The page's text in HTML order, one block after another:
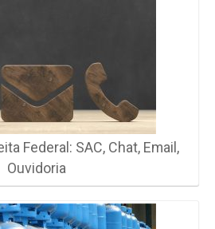
Federal: SAC, Chat, Email,
Ouvidoria